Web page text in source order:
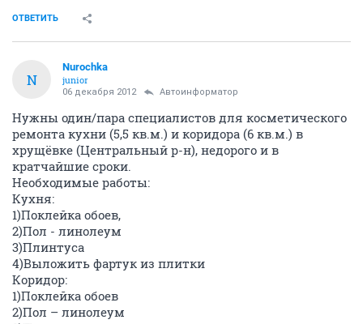
ОТВЕТИТЬ
N
Nurochka
junior
06 декабря 2012 Автоинформатор
Нужны один/пара специалистов для косметического
ремонта кухни (5,5 кв.м.) и коридора (6 кв.м.) в
хрущёвке (Центральный р-н), недорого и в
кратчайшие сроки.
Необходимые работы:
Кухня:
1)Поклейка обоев,
2)Пол - линолеум
3)Плинтуса
4)Выложить фартук из плитки
Коридор:
1)Поклейка обоев
2)Пол – линолеум